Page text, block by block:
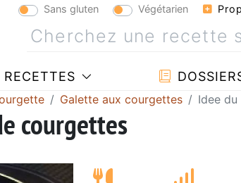
Sans gluten Végétarien
RECETTES
Galette aux courgettes Idee
courgettes